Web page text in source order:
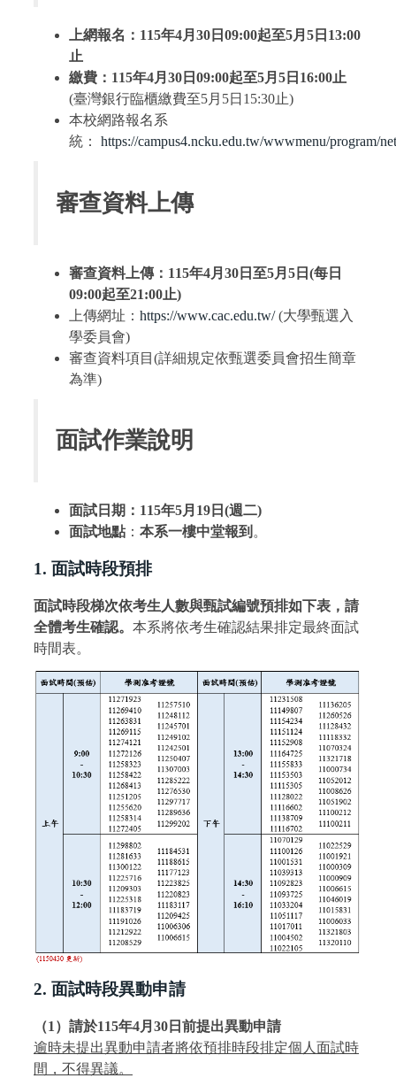
上網報名：115年4月 30 日 09:00起至5月 5 日 13:00
止
繳費： 115年4月 30 日 09:00起至5月 5 日 16:00止
(臺灣銀行臨櫃繳費至5月5日15:30止)
本校網路報名系
統： https://campus4.ncku.edu.tw/wwwmenu/program/
審查資料上傳
審查資料上傳：115年4月 30 日至5月 5 日 (每日
09:00起至21:00止)
上傳網址： https://www.cac.edu.tw/(大學甄選入
學委員會)
審查資料項目(詳細規定依甄選委員會招生簡章
為準)
面試作業說明
面試日期：115年5月 19 日 (週二)
面試地點 ： 本系一樓中堂報到 。
1. 面試時段預排
面試時段梯次依考生人數與甄試編號預排如下表，請
全體考生確認。 本系將依考生確認結果排定最終面試
時間表。
2. 面試時段異動申請
（1）請於115年4月 30 日前提出異動申請
逾時未提出異動申請者將依預排時段排定個人面試時
間，不得異議。